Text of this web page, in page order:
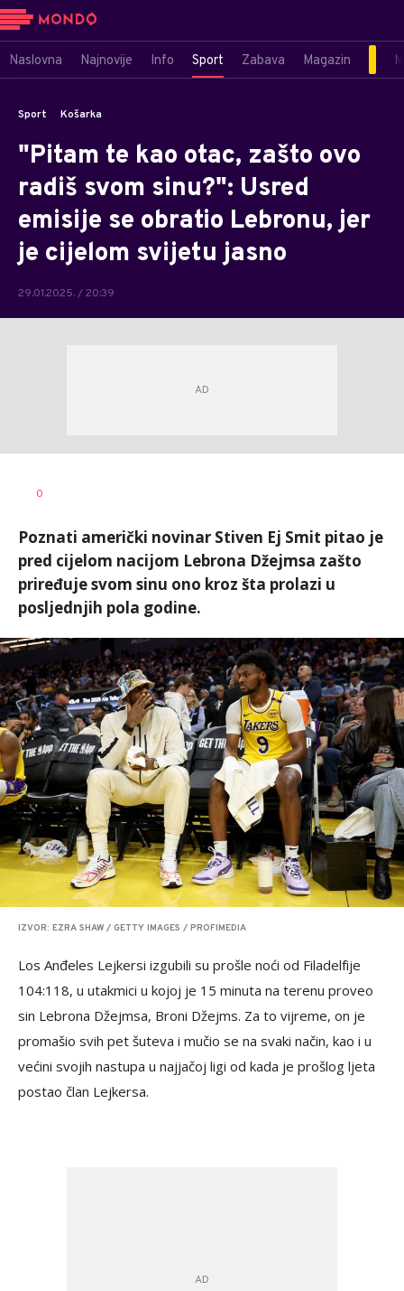
Naslovna Najnovije Info Sport Zabava Magazin
Sport Košarka
"Pitam te kao otac, zašto ovo
radiš svom sinu?": Usred
emisije se obratio Lebronu, jer
je cijelom svijetu jasno
29.01.2025. / 20:39
0
Poznati američki novinar Stiven Ej Smit pitao je
pred cijelom nacijom Lebrona Džejmsa zašto
priređuje svom sinu ono kroz šta prolazi u
posljednjih pola godine.
IZVOR: EZRA SHAW / GETTY IMAGES / PROFIMEDIA
Los Anđeles Lejkersi izgubili su prošle noći od Filadelfije
104:118, u utakmici u kojoj je 15 minuta na terenu proveo
sin Lebrona Džejmsa, Broni Džejms. Za to vijreme, on je
promašio svih pet šuteva i mučio se na svaki način, kao i u
većini svojih nastupa u najjačoj ligi od kada je prošlog ljeta
postao član Lejkersa.